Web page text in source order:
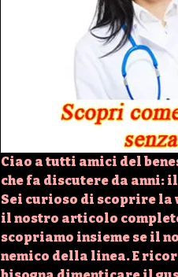
Ciao a tutti amici del
che fa discutere da anni:
Sei curioso di scoprire la
il nostro articolo
scopriamo insieme se il
nemico della linea. E